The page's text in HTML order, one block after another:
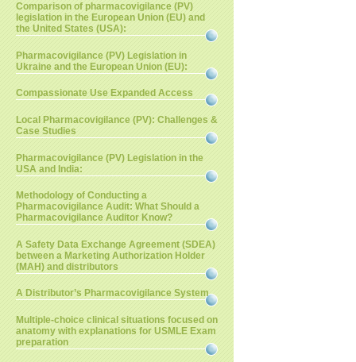
Comparison of pharmacovigilance (PV)
legislation in the European Union (EU) and
the United States (USA):
Pharmacovigilance (PV) Legislation in
Ukraine and the European Union (EU):
Compassionate Use Expanded Access
Local Pharmacovigilance (PV): Challenges &
Case Studies
Pharmacovigilance (PV) Legislation in the
USA and India:
Methodology of Conducting a
Pharmacovigilance Audit: What Should a
Pharmacovigilance Auditor Know?
A Safety Data Exchange Agreement (SDEA)
between a Marketing Authorization Holder
(MAH) and distributors
A Distributor’s Pharmacovigilance System
Multiple-choice clinical situations focused on
anatomy with explanations for USMLE Exam
preparation